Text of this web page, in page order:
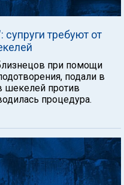
требуют от
при помощи
подали в
шекелей против
процедура.